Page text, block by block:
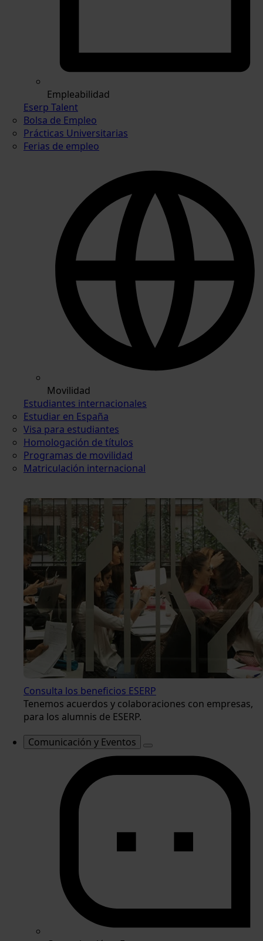
Empleabilidad
Eserp Talent
Bolsa de Empleo
Prácticas Universitarias
Ferias de empleo
Movilidad
Estudiantes internacionales
Estudiar en España
Visa para estudiantes
Homologación de títulos
Programas de movilidad
Matriculación internacional
Consulta los beneficios ESERP
Tenemos acuerdos y colaboraciones con empresas,
para los alumnis de ESERP.
Comunicación y Eventos